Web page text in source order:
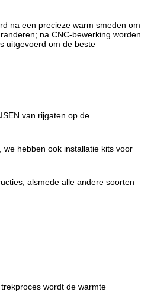
na een precieze warm smeden om
na CNC-bewerking worden
uitgevoerd om de beste
van rijgaten op de
we hebben ook installatie kits voor
alsmede alle andere soorten
wordt de warmte